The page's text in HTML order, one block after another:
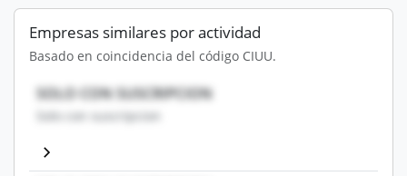
Empresas similares por actividad
Basado en coincidencia del código CIUU.
SOLO CON SUSCRIPCION
Solo con suscripcion